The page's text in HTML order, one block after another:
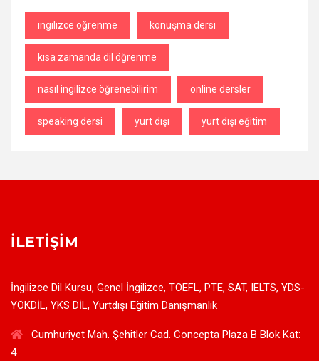
ingilizce öğrenme konuşma dersi
kısa zamanda dil öğrenme
nasıl ingilizce öğrenebilirim online dersler
speaking dersi yurt dışı yurt dışı eğitim
İLETIŞIM
İngilizce Dil Kursu, Genel İngilizce, TOEFL, PTE, SAT, IELTS, YDS-
YÖKDİL, YKS DİL, Yurtdışı Eğitim Danışmanlık
Cumhuriyet Mah. Şehitler Cad. Concepta Plaza B Blok Kat:
4